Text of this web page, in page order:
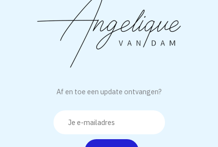
Af en toe een update ontvangen?